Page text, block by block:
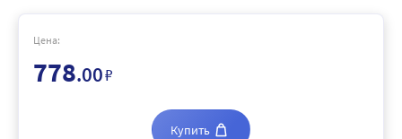
Цена:
778.00₽
Купить